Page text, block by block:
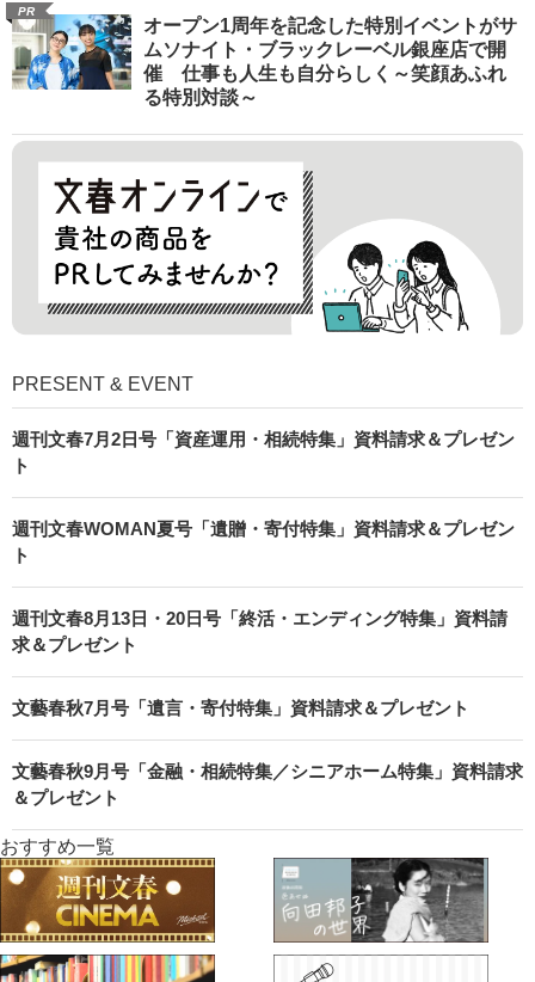
PR
オープン1周年を記念した特別イベントがサ
ムソナイト・ブラックレーベル銀座店で開
催 仕事も人生も自分らしく～笑顔あふれ
る特別対談～
PRESENT & EVENT
週刊文春7月2日号「資産運用・相続特集」資料請求＆プレゼン
ト
週刊文春WOMAN夏号「遺贈・寄付特集」資料請求＆プレゼン
ト
週刊文春8月13日・20日号「終活・エンディング特集」資料請
求＆プレゼント
文藝春秋7月号「遺言・寄付特集」資料請求＆プレゼント
文藝春秋9月号「金融・相続特集／シニアホーム特集」資料請求
＆プレゼント
おすすめ一覧